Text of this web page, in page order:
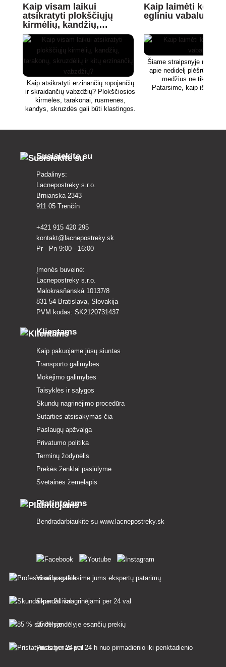
Kaip visam laikui
atsikratyti plokščiųjų
kirmėlių, kandžių,
tarakonų, skruzdėlių ir
kitų erzinančių vabzdžių?
Kaip atsikratyti erzinančių ropojančių
ir skraidančių vabzdžių? Plokščiosios
kirmėlės, tarakonai, rusmenės,
kandys, skruzdės gali būti klastingos.
Kaip laimėti kovą
egliniu vabalu?
Šiame straipsnyje rasite
apie nedidelį plėšrūną,
medžius ne tik
Patarsime, kaip iš pirmo
Susisiekite su
Padalinys:
Lacnepostreky s.r.o.
Brnianska 2343
911 05 Trenčín
+421 915 420 295
kontakt@lacnepostreky.sk
Pr - Pn 9:00 - 16:00
Įmonės buveinė:
Lacnepostreky s.r.o.
Malokrasňanská 10137/8
831 54 Bratislava, Slovakija
PVM kodas: SK2120731437
Klientams
Kaip pakuojame jūsų siuntas
Transporto galimybės
Mokėjimo galimybės
Taisyklės ir sąlygos
Skundų nagrinėjimo procedūra
Sutarties atsisakymas čia
Paslaugų apžvalga
Privatumo politika
Terminų žodynėlis
Prekės ženklai pasiūlyme
Svetainės žemėlapis
Platintojams
Bendradarbiaukite su www.lacnepostreky.sk
Visada suteiksime jums ekspertų patarimų
Skundai išnagrinėjami per 24 val
85 % sandėlyje esančių prekių
Pristatymas per 24 h nuo pirmadienio iki penktadienio